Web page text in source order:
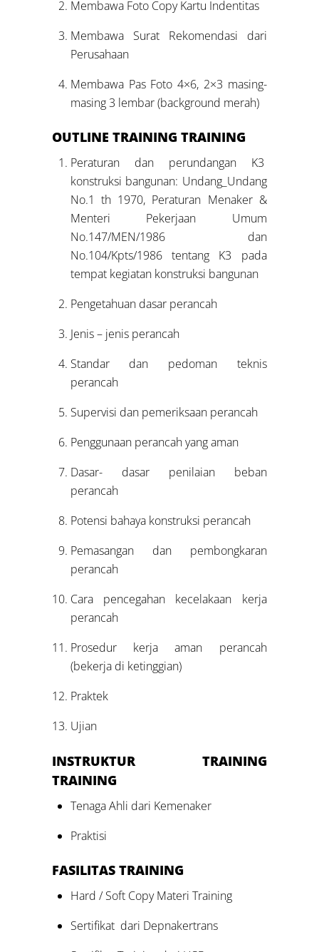
Membawa Foto Copy Kartu Indentitas
Membawa Surat Rekomendasi dari
Perusahaan
Membawa Pas Foto 4×6, 2×3 masing-
masing 3 lembar (background merah)
OUTLINETRAINING TRAINING
Peraturan dan perundangan K3
konstruksi bangunan: Undang_Undang
No.1 th 1970, Peraturan Menaker &
Menteri Pekerjaan Umum
No.147/MEN/1986 dan
No.104/Kpts/1986 tentang K3 pada
tempat kegiatan konstruksi bangunan
Pengetahuan dasar perancah
Jenis – jenis perancah
Standar dan pedoman teknis
perancah
Supervisi dan pemeriksaan perancah
Penggunaan perancah yang aman
Dasar- dasar penilaian beban
perancah
Potensi bahaya konstruksi perancah
Pemasangan dan pembongkaran
perancah
Cara pencegahan kecelakaan kerja
perancah
Prosedur kerja aman perancah
(bekerja di ketinggian)
Praktek
Ujian
INSTRUKTUR TRAINING
TRAINING
Tenaga Ahli dari Kemenaker
Praktisi
FASILITASTRAINING
Hard / Soft Copy Materi Training
Sertifikat dari Depnakertrans